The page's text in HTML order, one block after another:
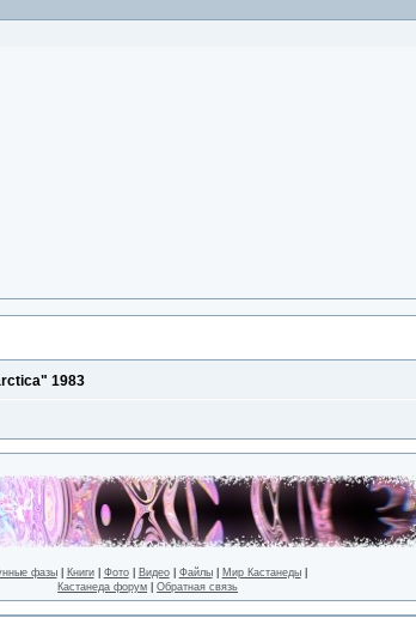
1983
фазы| Книги| Фото| Видео| Файлы| Мир Кастанеды|
Кастанеда форум |Обратная связь